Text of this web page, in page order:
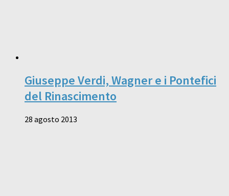
Giuseppe Verdi, Wagner e i Pontefici
del Rinascimento
28 agosto 2013